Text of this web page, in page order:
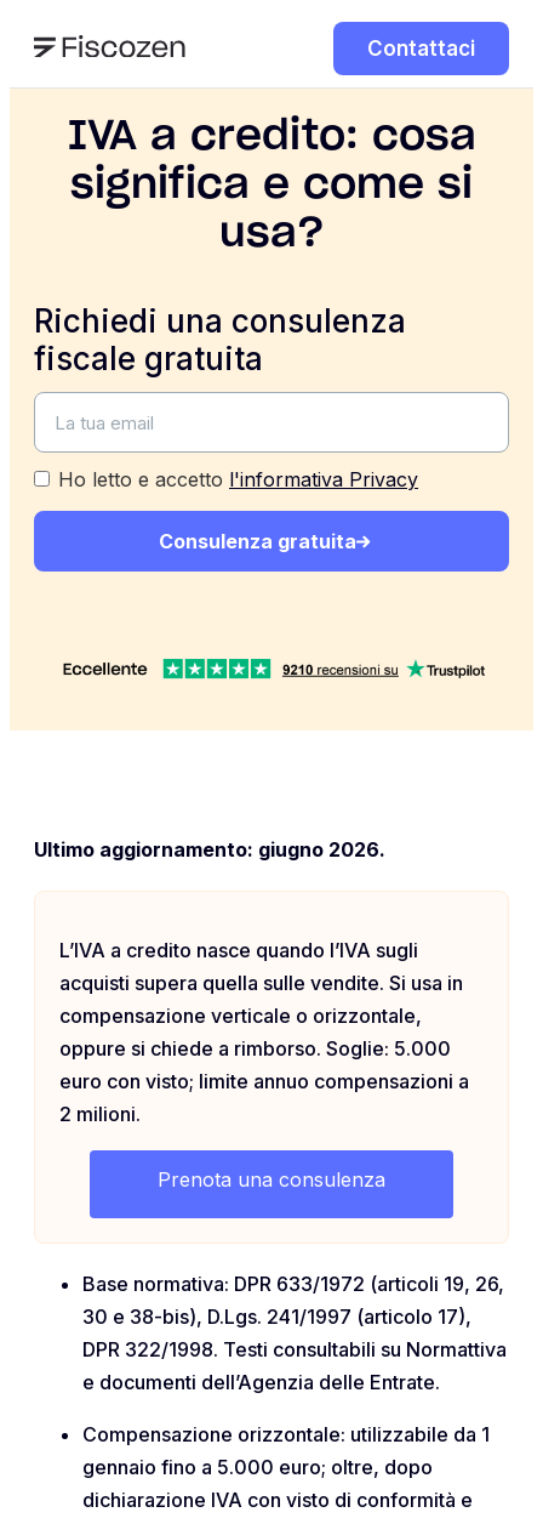
Contattaci
IVA a credito: cosa
significa e come si
usa?
Richiedi una consulenza
fiscale gratuita
Ho letto e accetto l'informativa Privacy
Consulenza gratuita
Ultimo aggiornamento: giugno 2026.
L’IVA a credito nasce quando l’IVA sugli
acquisti supera quella sulle vendite. Si usa in
compensazione verticale o orizzontale,
oppure si chiede a rimborso. Soglie: 5.000
euro con visto; limite annuo compensazioni a
2 milioni.
Prenota una consulenza
Base normativa: DPR 633/1972 (articoli 19, 26,
30 e 38-bis), D.Lgs. 241/1997 (articolo 17),
DPR 322/1998. Testi consultabili su Normattiva
e documenti dell’Agenzia delle Entrate.
Compensazione orizzontale: utilizzabile da 1
gennaio fino a 5.000 euro; oltre, dopo
dichiarazione IVA con visto di conformità e